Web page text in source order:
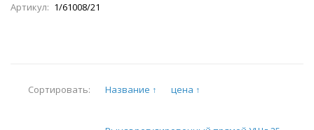
Артикул: 1/61008/21
Сортировать: Название ↑ цена ↑